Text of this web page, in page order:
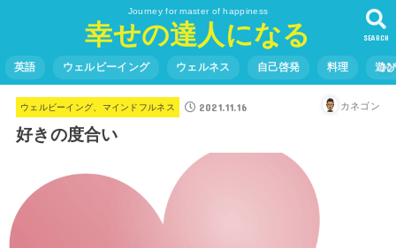
Journey for master of happiness
幸せの達人になる SEARCH
英語 ウェルビーイング ウェルネス 自己啓発 料理 遊
ウェルビーイング、マインドフルネス 2021.11.16 カネゴン
好きの度合い